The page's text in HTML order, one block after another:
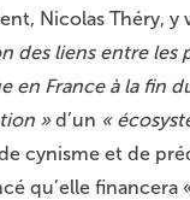
Nicolas Théry, y
des liens entre les
en France à la fin
»d’un «
cynisme et de
qu’elle financera